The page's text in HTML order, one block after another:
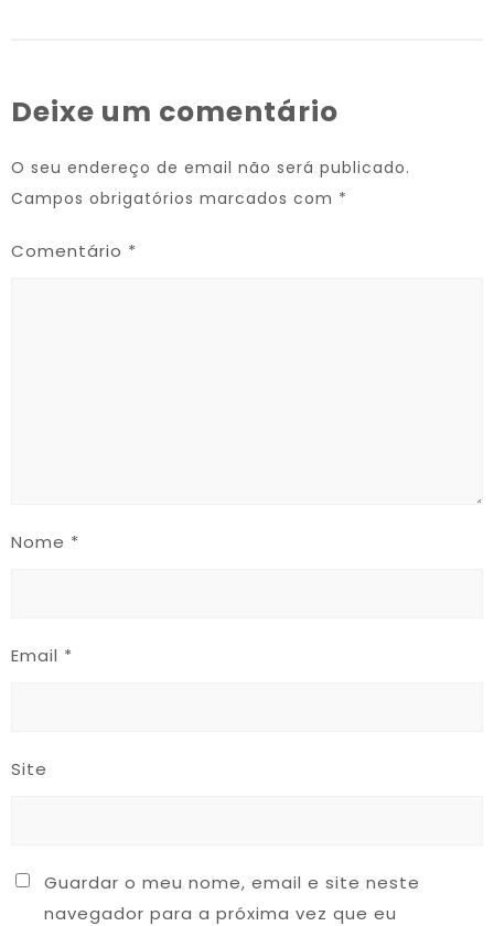
Deixe um comentário
O seu endereço de email não será publicado.
Campos obrigatórios marcados com *
Comentário *
Nome *
Email *
Site
Guardar o meu nome, email e site neste
navegador para a próxima vez que eu